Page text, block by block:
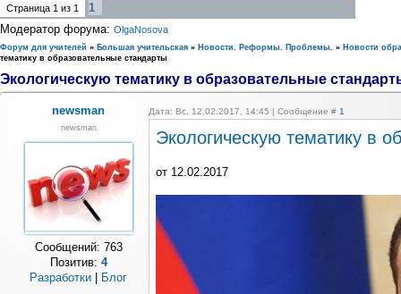
Страница 1 из 1
1
Модератор форума: OlgaNosova
Форум для учителей » Большая учительская » Новости. Реформы. Проблемы. » Новости
тематику в образовательные стандарты
Экологическую тематику в образовательные
newsman Дата: Вс, 12.02.2017, 14:45 | Сообщение # 1
newsman
Сообщений: 763
Позитив: 4
Разработки
Блог
Экологическую тематику в
от 12.02.2017